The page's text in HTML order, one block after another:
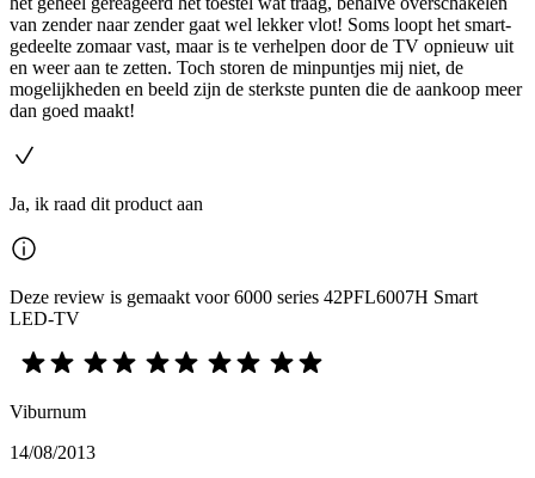
van zender naar zender gaat wel lekker vlot! Soms loopt het smart-
gedeelte zomaar vast, maar is te verhelpen door de TV opnieuw uit
en weer aan te zetten. Toch storen de minpuntjes mij niet, de
mogelijkheden en beeld zijn de sterkste punten die de aankoop meer
dan goed maakt!
Ja, ik raad dit product aan
Deze review is gemaakt voor 6000 series 42PFL6007H Smart
LED-TV
Viburnum
14/08/2013